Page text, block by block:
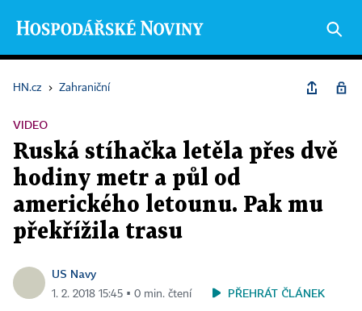
HN.cz › Zahraniční
VIDEO
Ruská stíhačka letěla přes dvě
hodiny metr a půl od
amerického letounu. Pak mu
překřížila trasu
US Navy
1. 2. 2018 15:45 ▪ 0 min. čtení PŘEHRÁT ČLÁNEK